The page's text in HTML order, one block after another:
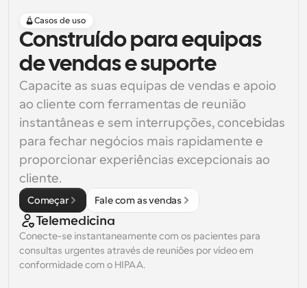
Casos de uso
Construído para equipas
de vendas e suporte
Capacite as suas equipas de vendas e apoio
ao cliente com ferramentas de reunião
instantâneas e sem interrupções, concebidas
para fechar negócios mais rapidamente e
proporcionar experiências excepcionais ao
cliente.
Começar Fale com as vendas
Telemedicina
Conecte-se instantaneamente com os pacientes para
consultas urgentes através de reuniões por vídeo em
conformidade com o HIPAA.